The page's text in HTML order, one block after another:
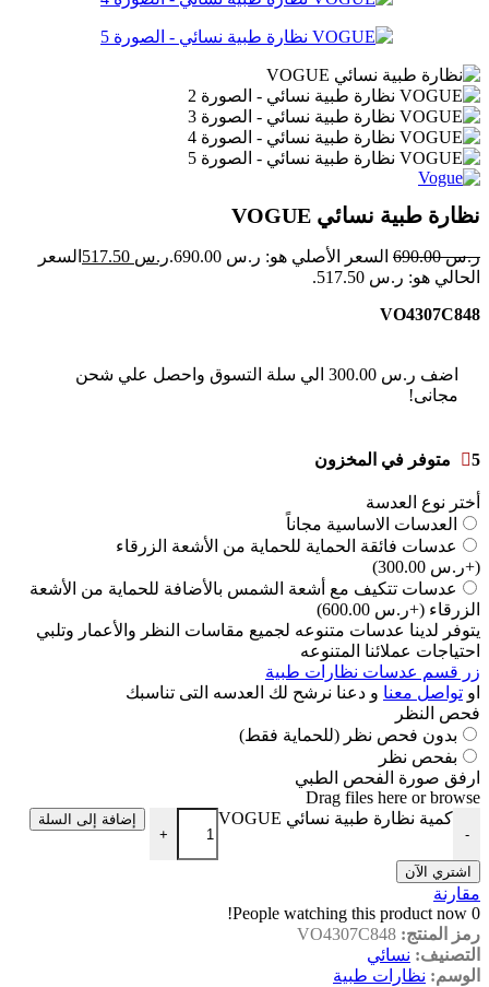
نظارة طبية نسائي VOGUE
ر.س690.00 السعر الأصلي هو: ر.س 690.00. ر.س
السعر
الحالي هو: ر.س 517.50.
VO4307C848
اضف ر.س
الي سلة التسوق واحصل علي شحن
مجانى!
5 متوفر في المخزون
أختر نوع العدسة
العدسات الاساسية مجاناً
عدسات فائقة الحماية للحماية من الأشعة الزرقاء
(+ر.س 300.00)
عدسات تتكيف مع أشعة الشمس بالأضافة للحماية من الأشعة
الزرقاء (+ر.س 600.00)
يتوفر لدينا عدسات متنوعه لجميع مقاسات النظر والأعمار وتلبي
احتياجات عملائنا المتنوعه
زر قسم عدسات نظارات طبية
او تواصل معنا و دعنا نرشح لك العدسه التى تناسبك
فحص النظر
بدون فحص نظر (للحماية فقط)
بفحص نظر
ارفق صورة الفحص الطبي
Drag files here orbrowse
-
كمية نظارة طبية نسائي VOGUE
+
إضافة إلى السلة
اشتري الآن
مقارنة
0
People watching this product now!
رمز المنتج: VO4307C848
التصنيف: نسائي
الوسم: نظارات طبية